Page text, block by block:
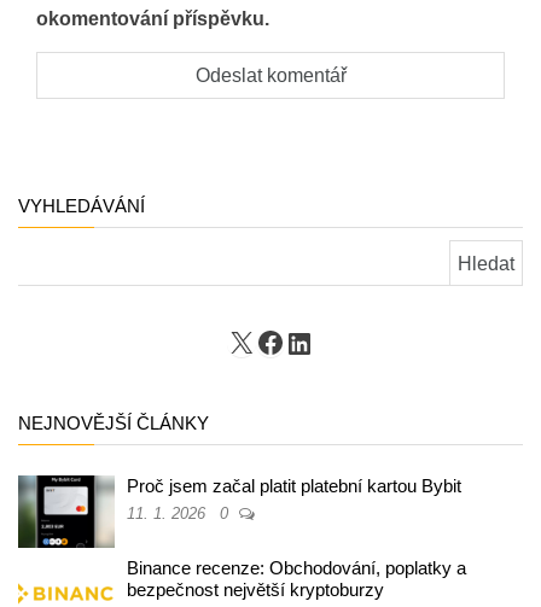
okomentování příspěvku.
VYHLEDÁVÁNÍ
X Facebook
LinkedIn
NEJNOVĚJŠÍ ČLÁNKY
Proč jsem začal platit platební kartou Bybit
11. 1. 2026 0
Binance recenze: Obchodování, poplatky a
bezpečnost největší kryptoburzy